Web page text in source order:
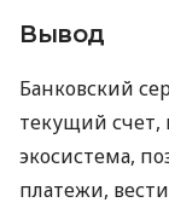
Вывод
Банковский
текущий счет,
экосистема,
платежи,